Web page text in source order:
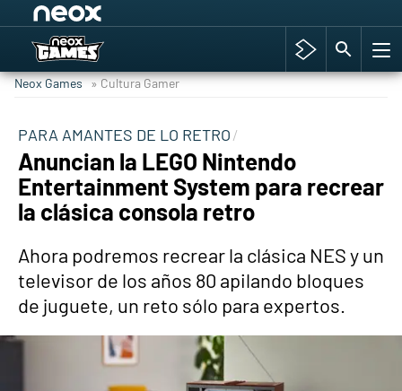
Hyrule Warriors: La Era del Cataclismo
Cyberpunk 2077
Hyrule Warriors
Asia peculiar tradición
Neox Games » Cultura Gamer
PARA AMANTES DE LO RETRO
Anuncian la LEGO Nintendo
Entertainment System para recrear
la clásica consola retro
Ahora podremos recrear la clásica NES y un
televisor de los años 80 apilando bloques
de juguete, un reto sólo para expertos.